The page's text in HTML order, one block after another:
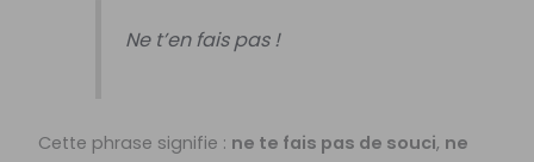
Ne t’en fais pas !
Cette phrase signifie : ne te fais pas de souci, ne